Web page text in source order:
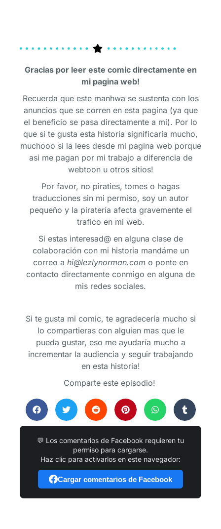
Gracias por leer este comic directamente en
mi pagina web!
Recuerda que este manhwa se sustenta con los
anuncios que se corren en esta pagina (ya que
el beneficio se pasa directamente a mi). Por lo
que si te gusta esta historia significaría mucho,
muchooo si la lees desde mi pagina web porque
asi me pagan por mi trabajo a diferencia de
webtoon u otros sitios!
Por favor, no piraties, tomes o hagas
traducciones sin mi permiso, soy un autor
pequeño y la piratería afecta gravemente el
trafico en mi web.
Si estas interesad@ en alguna clase de
colaboración con mi historia mandáme un
correo a hi@lezlynorman.com o ponte en
contacto directamente conmigo en alguna de
mis redes sociales.
Si te gusta mi comic, te agradecería mucho si
lo compartieras con alguien mas que le
pueda gustar, eso me ayudaría mucho a
incrementar la audiencia y seguir trabajando
en esta historia!
Comparte este episodio!
💬 Los comentarios de Facebook requieren tu
permiso para cargarse.
Haz clic para activarlos en este navegador:
Cargar comentarios de Facebook